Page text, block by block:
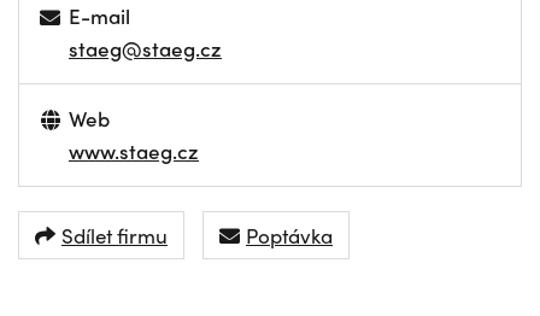
E-mail
staeg@staeg.cz
Web
www.staeg.cz
Sdílet firmu Poptávka